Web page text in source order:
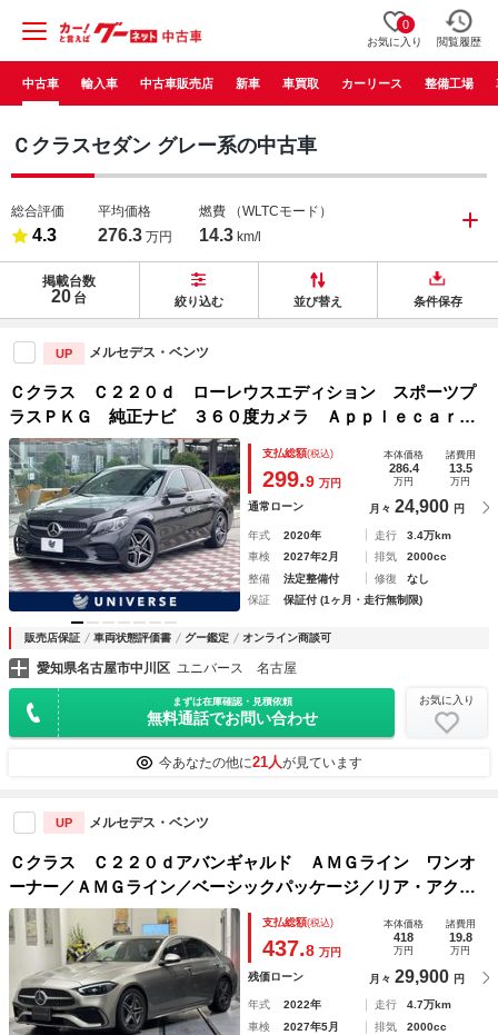
0
お気に入り 閲覧履歴
中古車 輸入車 中古車販売店 新車 車買取 カーリース 整備工場
Ｃクラスセダン グレー系の中古車
総合評価
4.3
平均価格
276.3 万円
燃費 （WLTCモード）
14.3 km/l
掲載台数
20 台 絞り込む 並び替え 条件保存
UP メルセデス・ベンツ
Ｃクラス Ｃ２２０ｄ ローレウスエディション スポーツプ
ラスＰＫＧ 純正ナビ ３６０度カメラ Ａｐｐｌｅｃａｒｐ
ｌａｙ メモリ付きパワーシート シートヒーター 黒革シー
ト レーダーセーフティＰＫＧ 電動リアゲート 禁煙車 Ｅ
ＴＣ キーレスゴー
支払総額(税込)
299.9 万円
本体価格
286.4
万円
諸費用
13.5
万円
通常ローン 月々 24,900 円
年式 2020年 走行
3.4万km
車検
2027年2月 排気
2000cc
整備
法定整備付 修復
なし
保証
保証付 (1ヶ月・走行無制限)
販売店保証 車両状態評価書 グー鑑定 オンライン商談可
愛知県名古屋市中川区 ユニバース 名古屋
まずは在庫確認・見積依頼
無料通話でお問い合わせ
お気に入り
今あなたの他に21人が見ています
UP メルセデス・ベンツ
Ｃクラス Ｃ２２０ｄアバンギャルド ＡＭＧライン ワンオ
ーナー／ＡＭＧライン／ベーシックパッケージ／リア・アクス
ルステアリング／ヘッドアップディスプレイ／メモリー付きパ
ワーシート／３６０°カメラ／シートヒーター ／ＭＢＵＸ／Ａ
ｐｐｌｅ Ｃａｒ ｐｌａ
支払総額(税込)
437.8 万円
本体価格
418
万円
諸費用
19.8
万円
残価ローン 月々 29,900 円
年式 2022年 走行
4.7万km
車検
2027年5月 排気
2000cc